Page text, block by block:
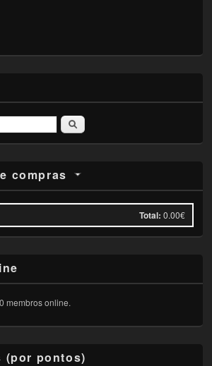
Pesquisar
compras
Total: 0.00€
membros online.
(por pontos)